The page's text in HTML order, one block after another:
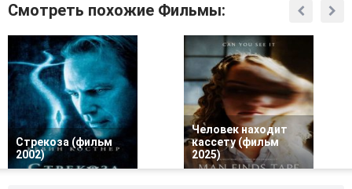
Смотреть похожие Фильмы:
Стрекоза (фильм
2002)
Человек находит
кассету (фильм
2025)